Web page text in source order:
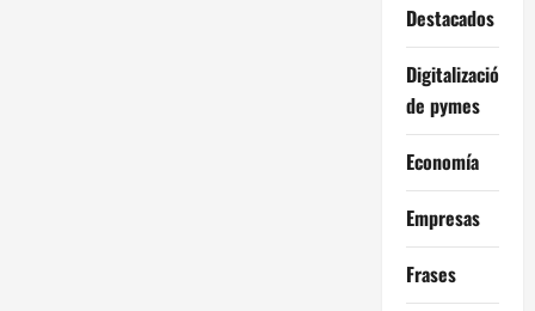
Destacados
Digitalización
de pymes
Economía
Empresas
Frases